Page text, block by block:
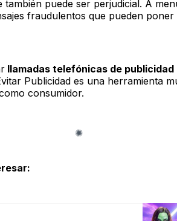
también puede ser perjudicial. A
fraudulentos que pueden
llamadas telefónicas de publicidad
Publicidad es una herramienta
consumidor.